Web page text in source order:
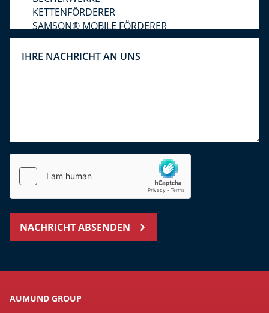
NACHRICHT ABSENDEN
AUMUND GROUP